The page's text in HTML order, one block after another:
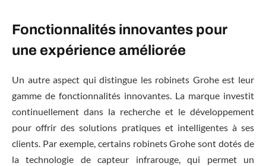
Fonctionnalités innovantes pour
une expérience améliorée
Un autre aspect qui distingue les robinets Grohe est leur
gamme de fonctionnalités innovantes. La marque investit
continuellement dans la recherche et le développement
pour offrir des solutions pratiques et intelligentes à ses
clients. Par exemple, certains robinets Grohe sont dotés de
la technologie de capteur infrarouge, qui permet un